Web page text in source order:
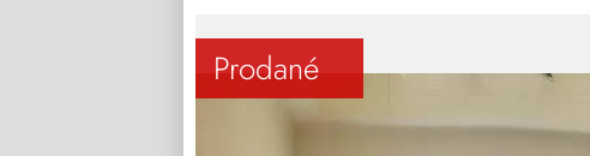
Prodané